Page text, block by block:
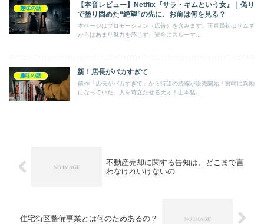
趣味の話
【本音レビュー】Netflix『サラ・キムという女』｜偽り
で塗り固めた“絶望”の先に、お前は何を見る？
本ページはプロモーション（広告）を含みます。正直最初はサムネ
からはあまり魅力を感じず、完全にスルーす...
趣味の話 新！店長がバカすぎて
前作「店長がバカすぎて」から待望の続編が販売開始！宮崎に異動
になっていた、人を苛立たせる天才！山本猛...
不動産売却に関する告知は、どこまで言
わなけれいけないの
住宅街区整備事業とは何のためあるの？